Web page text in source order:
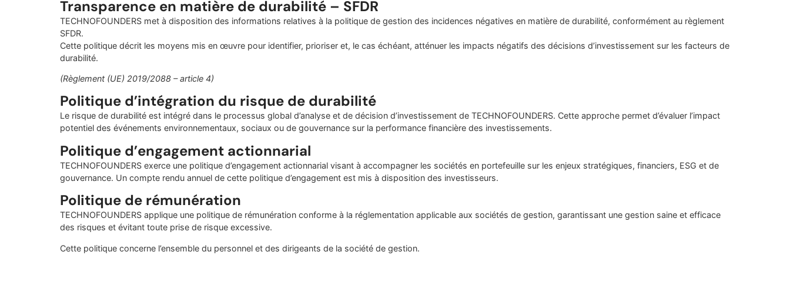
Transparence en matière de durabilité – SFDR
TECHNOFOUNDERS met à disposition des informations relatives à la politique de gestion des incidences négatives en matière de durabilité, conformément au règlement
SFDR.
Cette politique décrit les moyens mis en œuvre pour identifier, prioriser et, le cas échéant, atténuer les impacts négatifs des décisions d’investissement sur les facteurs de
durabilité.
(Règlement (UE) 2019/2088 – article 4)
Politique d’intégration du risque de durabilité
Le risque de durabilité est intégré dans le processus global d’analyse et de décision d’investissement de TECHNOFOUNDERS. Cette approche permet d’évaluer l’impact
potentiel des événements environnementaux, sociaux ou de gouvernance sur la performance financière des investissements.
Politique d’engagement actionnarial
TECHNOFOUNDERS exerce une politique d’engagement actionnarial visant à accompagner les sociétés en portefeuille sur les enjeux stratégiques, financiers, ESG et de
gouvernance. Un compte rendu annuel de cette politique d’engagement est mis à disposition des investisseurs.
Politique de rémunération
TECHNOFOUNDERS applique une politique de rémunération conforme à la réglementation applicable aux sociétés de gestion, garantissant une gestion saine et efficace
des risques et évitant toute prise de risque excessive.
Cette politique concerne l’ensemble du personnel et des dirigeants de la société de gestion.